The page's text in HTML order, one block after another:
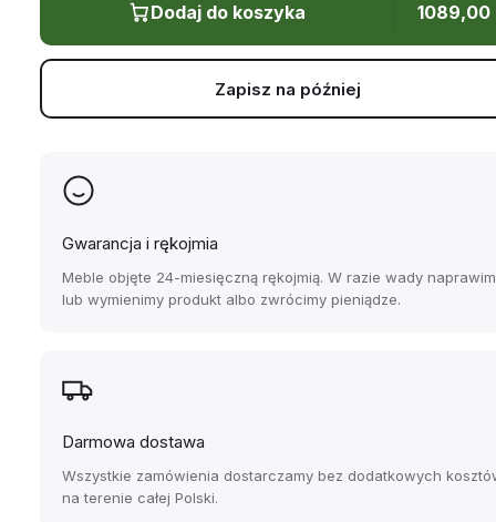
Dodaj do koszyka 1089,00
Zapisz na później
Gwarancja i rękojmia
Meble objęte 24-miesięczną rękojmią. W razie wady
lub wymienimy produkt albo zwrócimy pieniądze.
Darmowa dostawa
Wszystkie zamówienia dostarczamy bez dodatkowych
na terenie całej Polski.